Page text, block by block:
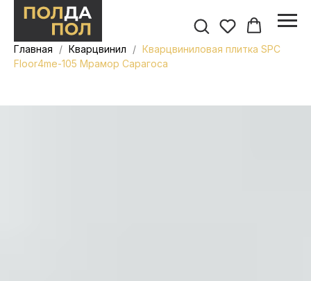
Главная Кварцвинил
Кварцвиниловая плитка SPC
Floor4me-105 Мрамор Сарагоса